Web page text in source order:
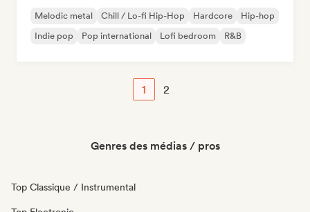
Melodic metal Chill / Lo-fi Hip-Hop Hardcore
Hip-hop
Indie pop
Pop international Lofi bedroom R&B
1 2
Genres des médias / pros
Top Classique / Instrumental